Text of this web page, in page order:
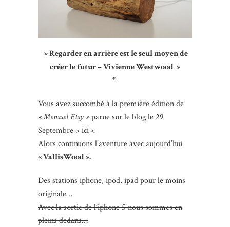
» Regarder en arrière est le seul moyen de
créer le futur – Vivienne Westwood »
*
Vous avez succombé à la première édition de
« Mensuel Etsy »parue sur le blog le 29
Septembre > ici <
Alors continuons l’aventure avec aujourd’hui
« VallisWood ».
Des stations iphone, ipod, ipad pour le moins
originale…
Avec la sortie de l’iphone 5 nous sommes en
pleins dedans…